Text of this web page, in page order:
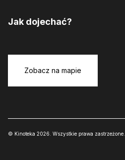
Jak dojechać?
Zobacz na mapie
© Kinoteka 2026. Wszystkie prawa zastrzeżone.